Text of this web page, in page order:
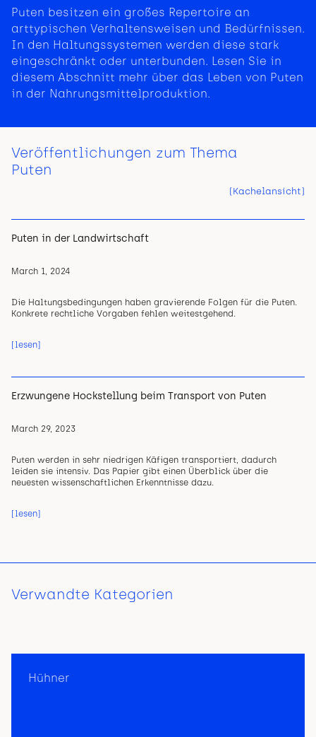
Puten besitzen ein großes Repertoire an
arttypischen Verhaltensweisen und Bedürfnissen.
In den Haltungssystemen werden diese stark
eingeschränkt oder unterbunden. Lesen Sie in
diesem Abschnitt mehr über das Leben von Puten
in der Nahrungsmittelproduktion.
Veröffentlichungen zum Thema
Puten
(Kachelansicht)
Puten in der Landwirtschaft
March 1, 2024
Die Haltungsbedingungen haben gravierende Folgen für die Puten.
Konkrete rechtliche Vorgaben fehlen weitestgehend.
[lesen]
Erzwungene Hockstellung beim Transport von Puten
March 29, 2023
Puten werden in sehr niedrigen Käfigen transportiert, dadurch
leiden sie intensiv. Das Papier gibt einen Überblick über die
neuesten wissenschaftlichen Erkenntnisse dazu.
[lesen]
Verwandte Kategorien
Hühner